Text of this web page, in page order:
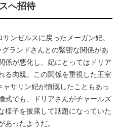
へ招待
ンゼルスに戻ったメーガン妃。
ランドさんとの緊密な関係があ
係が悪化し、妃にとってはドリア
る肉親。この関係を重視した王室
ャサリン妃が憤慨したこともあっ
式でも、ドリアさんがチャールズ
様子を披露して話題になっていた
あったようだ。